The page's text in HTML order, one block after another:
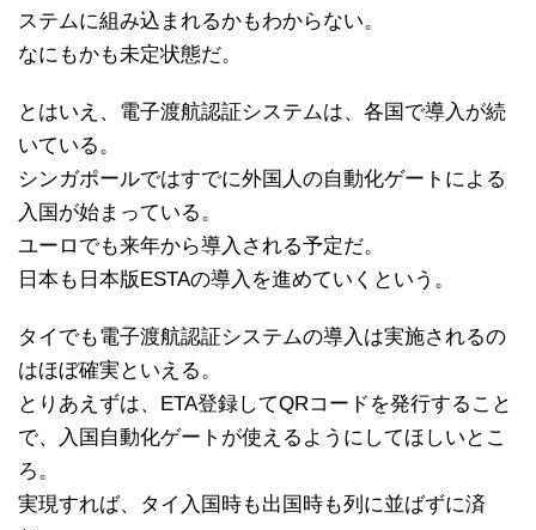
ステムに組み込まれるかもわからない。
なにもかも未定状態だ。
とはいえ、電子渡航認証システムは、各国で導入が続
いている。
シンガポールではすでに外国人の自動化ゲートによる
入国が始まっている。
ユーロでも来年から導入される予定だ。
日本も日本版ESTAの導入を進めていくという。
タイでも電子渡航認証システムの導入は実施されるの
はほぼ確実といえる。
とりあえずは、ETA登録してQRコードを発行すること
で、入国自動化ゲートが使えるようにしてほしいとこ
ろ。
実現すれば、タイ入国時も出国時も列に並ばずに済